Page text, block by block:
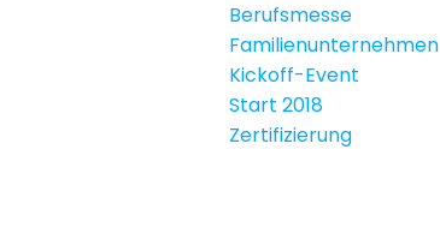
Berufsmesse
Familienunternehmen
Kickoff-Event
Start 2018
Zertifizierung